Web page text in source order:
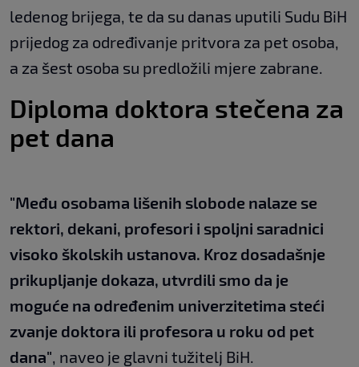
ledenog brijega, te da su danas uputili Sudu BiH
prijedog za određivanje pritvora za pet osoba,
a za šest osoba su predložili mjere zabrane.
Diploma doktora stečena za
pet dana
"Među osobama lišenih slobode nalaze se
rektori, dekani, profesori i spoljni saradnici
visoko školskih ustanova. Kroz dosadašnje
prikupljanje dokaza, utvrdili smo da je
moguće na određenim univerzitetima steći
zvanje doktora ili profesora u roku od pet
dana" , naveo je glavni tužitelj BiH.